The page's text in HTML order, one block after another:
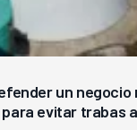
un negocio
evitar trabas